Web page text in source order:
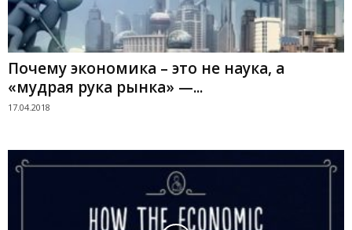
Почему экономика – это не наука, а
«мудрая рука рынка» —...
17.04.2018